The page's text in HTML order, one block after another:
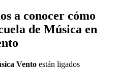
a conocer cómo
de Música en
Vento están ligados